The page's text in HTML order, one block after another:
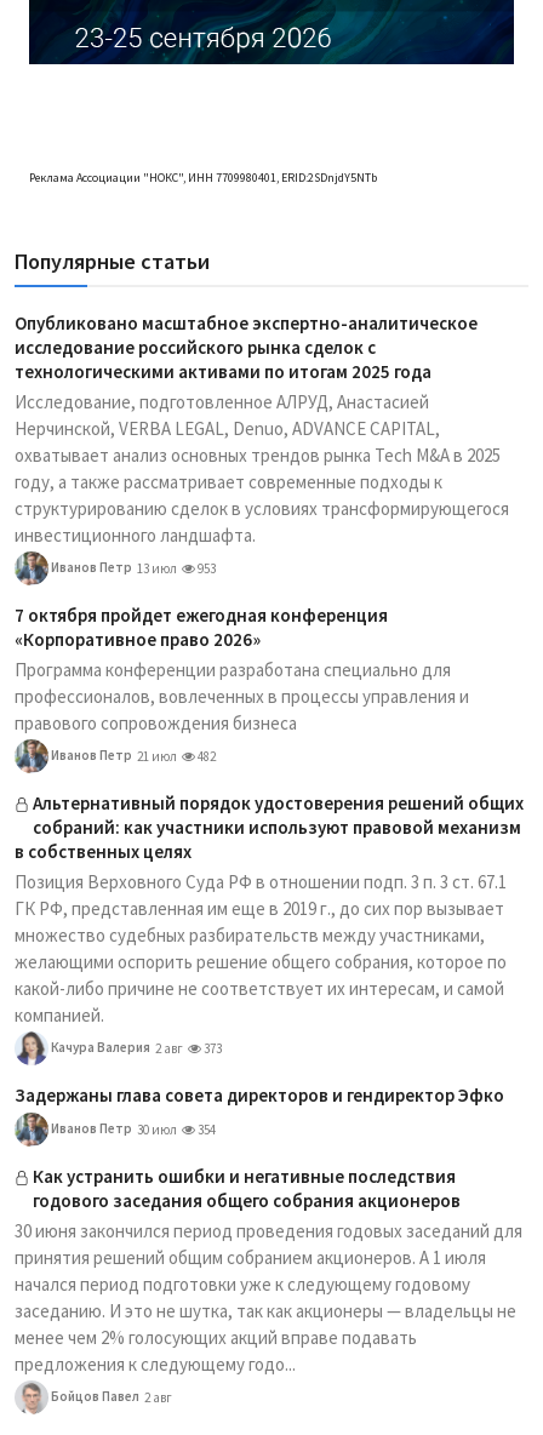
Реклама Ассоциации "НОКС", ИНН 7709980401, ERID:2SDnjdY5NTb
Популярные статьи
Опубликовано масштабное экспертно-аналитическое
исследование российского рынка сделок с
технологическими активами по итогам 2025 года
Исследование, подготовленное АЛРУД, Анастасией
Нерчинской, VERBA LEGAL, Denuo, ADVANCE CAPITAL,
охватывает анализ основных трендов рынка Tech M&A в 2025
году, а также рассматривает современные подходы к
структурированию сделок в условиях трансформирующегося
инвестиционного ландшафта.
Иванов Петр 13 июл 953
7 октября пройдет ежегодная конференция
«Корпоративное право 2026»
Программа конференции разработана специально для
профессионалов, вовлеченных в процессы управления и
правового сопровождения бизнеса
Иванов Петр 21 июл 482
Альтернативный порядок удостоверения решений общих
собраний: как участники используют правовой механизм
в собственных целях
Позиция Верховного Суда РФ в отношении подп. 3 п. 3 ст. 67.1
ГК РФ, представленная им еще в 2019 г., до сих пор вызывает
множество судебных разбирательств между участниками,
желающими оспорить решение общего собрания, которое по
какой-либо причине не соответствует их интересам, и самой
компанией.
Качура Валерия 2 авг 373
Задержаны глава совета директоров и гендиректор Эфко
Иванов Петр 30 июл 354
Как устранить ошибки и негативные последствия
годового заседания общего собрания акционеров
30 июня закончился период проведения годовых заседаний для
принятия решений общим собранием акционеров. А 1 июля
начался период подготовки уже к следующему годовому
заседанию. И это не шутка, так как акционеры — владельцы не
менее чем 2% голосующих акций вправе подавать
предложения к следующему годо...
Бойцов Павел 2 авг